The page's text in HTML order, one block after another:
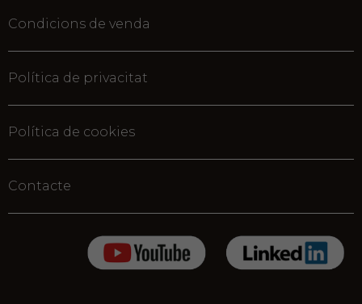
Condicions de venda
Política de privacitat
Política de cookies
Contacte